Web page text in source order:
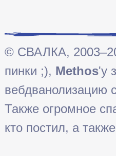
© СВАЛКА,
пинки ;), Methos'у
вебдванолизацию
Также огромное
кто постил, а